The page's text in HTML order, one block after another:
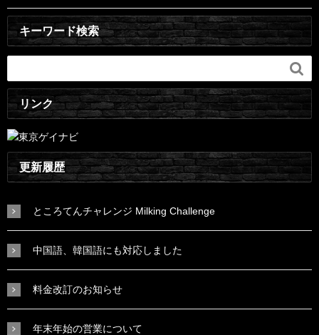
キーワード検索

リンク
更新履歴
ところてんチャレンジ Milking Challenge
中国語、韓国語にも対応しました
料金改訂のお知らせ
年末年始の営業について